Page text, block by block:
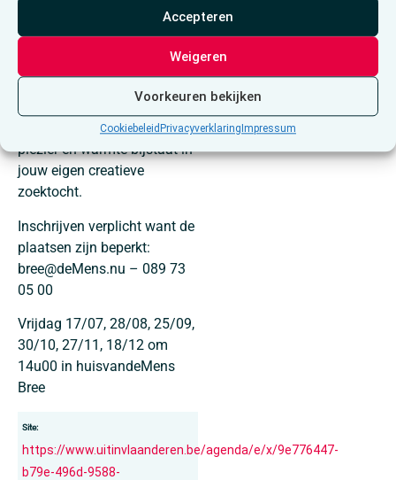
Accepteren
Weigeren
Voorkeuren bekijken
Cookiebeleid Privacyverklaring Impressum
hoofd leeg te maken en te
ontspannen.
begeleid door Martine
Vormezeele, een creatieve
Breeënaar die je met veel
plezier en warmte bijstaat in
jouw eigen creatieve
zoektocht.
Inschrijven verplicht want de
plaatsen zijn beperkt:
bree@deMens.nu – 089 73
05 00
Vrijdag 17/07, 28/08, 25/09,
30/10, 27/11, 18/12 om
14u00 in huisvandeMens
Bree
Site:
https://www.uitinvlaanderen.be/agenda/e/x/9e776447-
b79e-496d-9588-